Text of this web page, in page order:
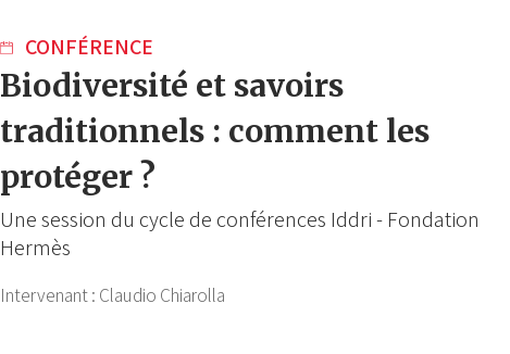
CONFÉRENCE
Biodiversité et savoirs
traditionnels : comment les
protéger ?
Une session du cycle de conférences Iddri - Fondation
Hermès
Intervenant : Claudio Chiarolla